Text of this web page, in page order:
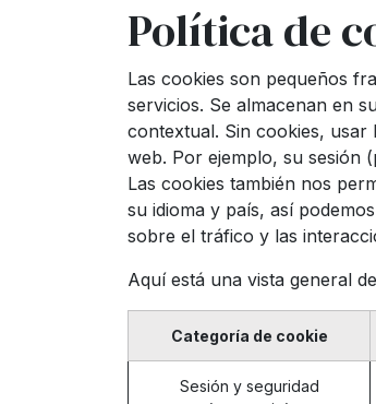
Política de
Las cookies son pequeños
servicios. Se almacenan en
contextual. Sin cookies, usar
web. Por ejemplo, su sesión
Las cookies también nos
su idioma y país, así
sobre el tráfico y las
Aquí está una vista general
Categoría de cookie
Sesión y seguridad